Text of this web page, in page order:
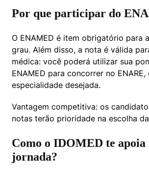
Por que participar do
O ENAMED é item obrigatório para
grau. Além disso, a nota é válida
médica: você poderá utilizar sua
ENAMED para concorrer no
especialidade desejada.
Vantagem competitiva: os
notas terão prioridade na escolha
Como o IDOMED te apoia
jornada?